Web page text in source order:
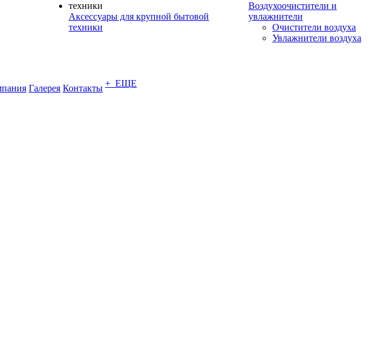
Аксессуары для крупной бытовой
техники
Воздухоочистители и
увлажнители
Очистители воздуха
Увлажнители воздуха
Галерея Контакты + ЕЩЕ